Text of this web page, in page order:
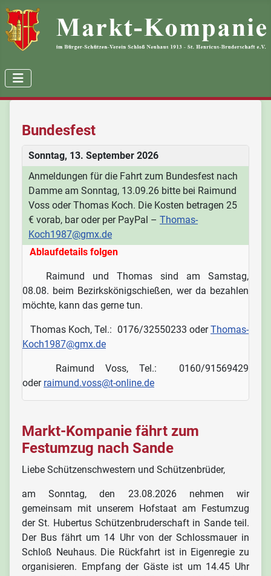
Bundesfest
Sonntag, 13. September 2026
Anmeldungen für die Fahrt zum Bundesfest nach
Damme am Sonntag, 13.09.26 bitte bei Raimund
Voss oder Thomas Koch. Die Kosten betragen 25
€ vorab, bar oder per PayPal – Thomas-
Koch1987@gmx.de
Ablaufdetails folgen
Raimund und Thomas sind am Samstag,
08.08. beim Bezirkskönigschießen, wer da bezahlen
möchte, kann das gerne tun.
Thomas Koch, Tel.: 0176/32550233 oderThomas-
Koch1987@gmx.de
Raimund Voss, Tel.: 0160/91569429
oder raimund.voss@t-online.de
Markt-Kompanie fährt zum
Festumzug nach Sande
Liebe Schützenschwestern und Schützenbrüder,
am Sonntag, den 23.08.2026 nehmen wir
gemeinsam mit unserem Hofstaat am Festumzug
der St. Hubertus Schützenbruderschaft in Sande teil.
Der Bus fährt um 14 Uhr von der Schlossmauer in
Schloß Neuhaus. Die Rückfahrt ist in Eigenregie zu
organisieren. Empfang der Gäste ist um 14.45 Uhr